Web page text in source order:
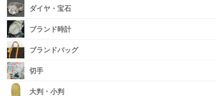
ダイヤ・宝石
ブランド時計
ブランドバッグ
切手
大判・小判